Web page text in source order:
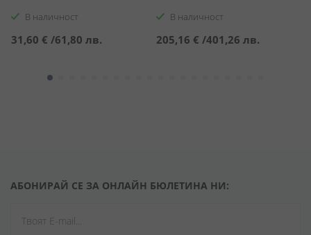
В наличност
31,60 € /61,80 лв.
В наличност
205,16 € /401,26 лв.
АБОНИРАЙ СЕ ЗА ОНЛАЙН БЮЛЕТИНА НИ: